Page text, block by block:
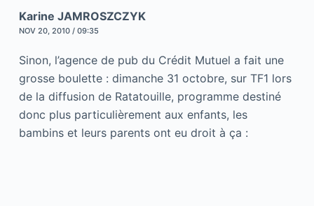
Karine JAMROSZCZYK
NOV 20, 2010 / 09:35
Sinon, l’agence de pub du Crédit Mutuel a fait une
grosse boulette : dimanche 31 octobre, sur TF1 lors
de la diffusion de Ratatouille, programme destiné
donc plus particulièrement aux enfants, les
bambins et leurs parents ont eu droit à ça :